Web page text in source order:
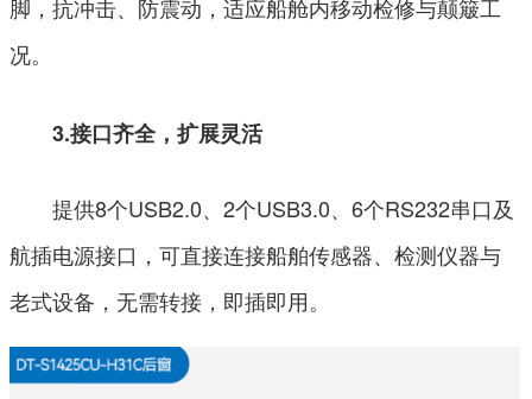
脚，抗冲击、防震动，适应船舱内移动检修与颠簸工
况。
3.接口齐全，扩展灵活
提供8个USB2.0、2个USB3.0、6个RS232串口及
航插电源接口，可直接连接船舶传感器、检测仪器与
老式设备，无需转接，即插即用。